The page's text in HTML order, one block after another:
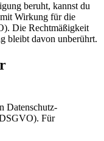
beruht, kannst du
Wirkung für die
Die Rechtmäßigkeit
bleibt davon unberührt.
Datenschutz-
Für